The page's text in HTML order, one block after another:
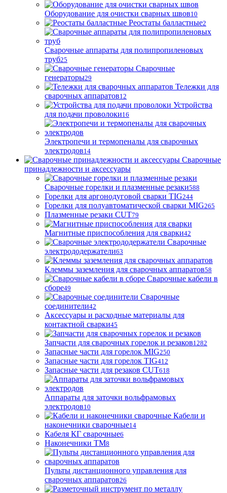
Оборудование для очистки сварных швов10
Реостаты балластные2
Сварочные аппараты для полипропиленовых
труб25
Сварочные
генераторы29
Тележки для
сварочных аппаратов12
Устройства
для подачи проволоки16
Электропечи и термопеналы для сварочных
электродов14
Сварочные
принадлежности и аксессуары
Сварочные горелки и плазменные резаки588
Горелки для аргонодуговой сварки TIG244
Горелки для полуавтоматической сварки MIG265
Плазменные резаки CUT79
Магнитные приспособления для сварки42
Сварочные
электрододержатели63
Клеммы заземления для сварочных аппаратов58
Сварочные кабели в
сборе49
Сварочные
соединители42
Аксессуары и расходные материалы для
контактной сварки45
Запчасти для сварочных горелок и резаков1282
Запасные части для горелок MIG250
Запасные части для горелок TIG412
Запасные части для резаков CUT618
Аппараты для заточки вольфрамовых
электродов10
Кабели и
наконечники сварочные14
Кабеля КГ сварочные6
Наконечники ТМ8
Пульты дистанционного управления для
сварочных аппаратов26